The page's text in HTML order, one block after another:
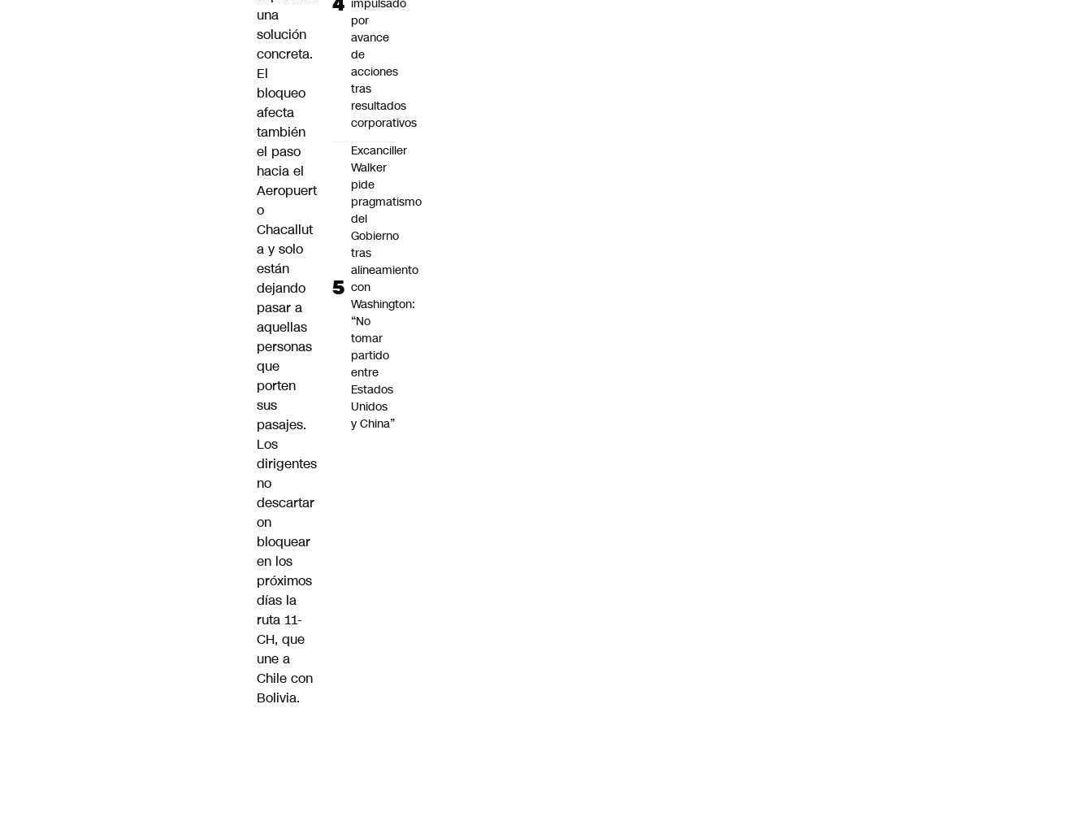
una
solución
concreta.
El
bloqueo
afecta
también
el paso
hacia el
Aeropuert
o
Chacallut
a y solo
están
dejando
pasar a
aquellas
personas
que
porten
sus
pasajes.
Los
dirigentes
no
descartar
on
bloquear
en los
próximos
días la
ruta 11-
CH, que
une a
Chile con
Bolivia.
impulsado
por
avance
de
acciones
tras
resultados
corporativos
Excanciller
Walker
pide
pragmatismo
del
Gobierno
tras
alineamiento
con
Washington:
“No
tomar
partido
entre
Estados
Unidos
y China”